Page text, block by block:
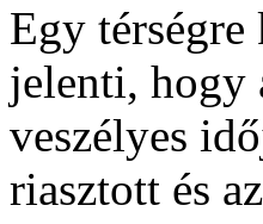
Egy
jelenti, hogy
veszélyes
riasztott és